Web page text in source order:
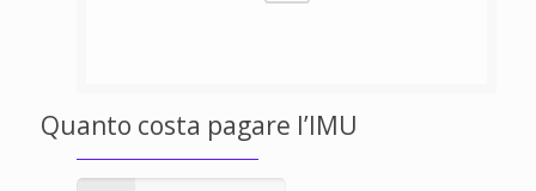
Quanto costa pagare l’IMU